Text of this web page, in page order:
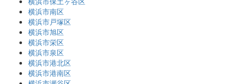
横浜市南区
横浜市戸塚区
横浜市旭区
横浜市栄区
横浜市泉区
横浜市港北区
横浜市港南区